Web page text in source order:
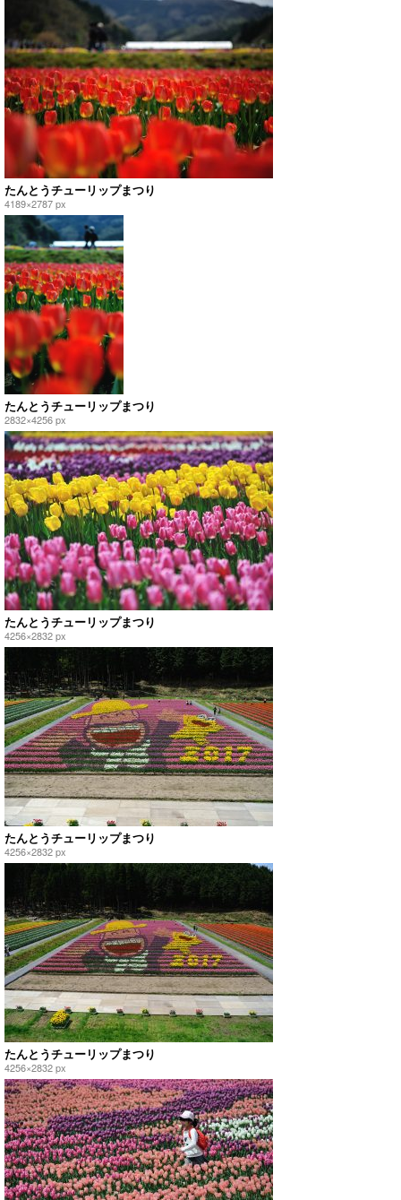
たんとうチューリップまつり
4189×2787 px
たんとうチューリップまつり
2832×4256 px
たんとうチューリップまつり
4256×2832 px
たんとうチューリップまつり
4256×2832 px
たんとうチューリップまつり
4256×2832 px